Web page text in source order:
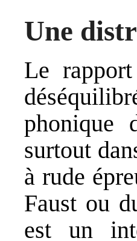
Une
Le
phonique
surtout
à rude
Faust ou
est un